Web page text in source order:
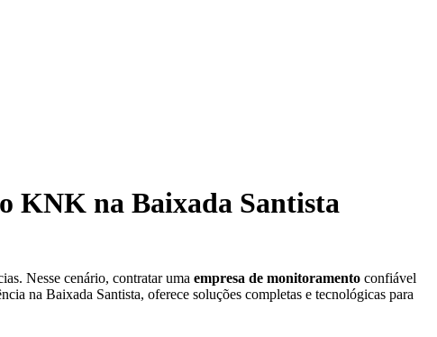
KNK na Baixada Santista
Nesse cenário, contratar uma empresa de monitoramento confiável
na Baixada Santista, oferece soluções completas e tecnológicas para